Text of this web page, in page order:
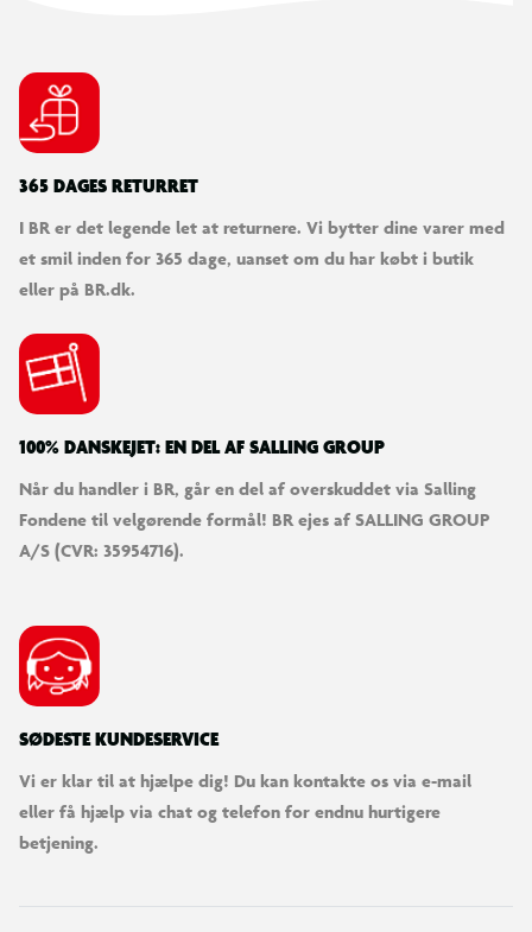
365 DAGES RETURRET
I BR er det legende let at returnere. Vi bytter dine varer med
et smil inden for 365 dage, uanset om du har købt i butik
eller på BR.dk.
100% DANSKEJET: EN DEL AF SALLING GROUP
Når du handler i BR, går en del af overskuddet via Salling
Fondene til velgørende formål! BR ejes af SALLING GROUP
A/S (CVR: 35954716).
SØDESTE KUNDESERVICE
Vi er klar til at hjælpe dig! Du kan kontakte os via e-mail
eller få hjælp via chat og telefon for endnu hurtigere
betjening.